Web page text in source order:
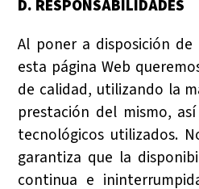
D. RESPONSABILIDADES
Al poner a disposición de
esta página Web
de calidad, utilizando la
prestación del mismo,
tecnológicos utilizados.
garantiza que la
continua e